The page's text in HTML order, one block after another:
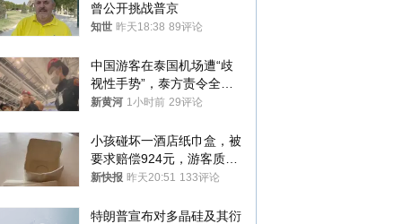
曾公开挑战普京
知世 昨天18:38 89评论
中国游客在泰国机场遭“歧
视性手势”，泰方责令全面
调查，对责任人采取最严厉
新黄河 1小时前 29评论
小孩碰坏一酒店纸巾盒，被
要求赔偿924元，游客质疑
酒店房客物品超高标价，市
新快报 昨天20:51 133评论
特朗普宣布对多晶硅及其衍